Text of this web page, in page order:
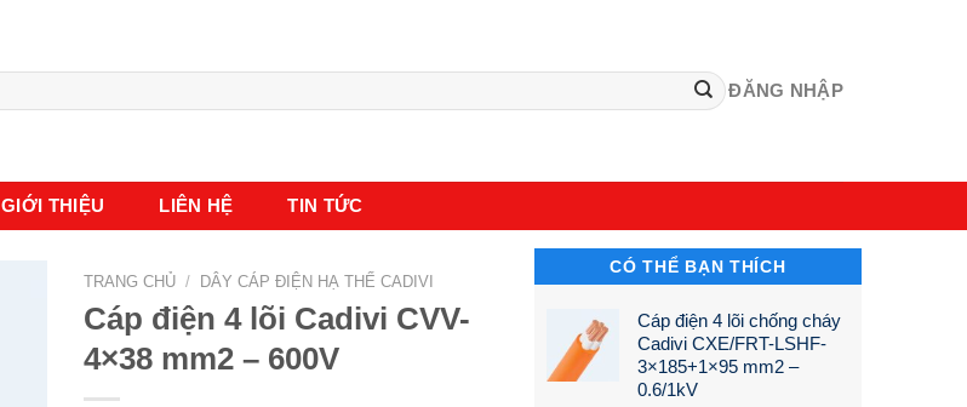
ĐĂNG NHẬP
GIỚI THIỆU LIÊN HỆ TIN TỨC
CÓ THỂ BẠN THÍCH
Cáp điện 4 lõi chống cháy
Cadivi CXE/FRT-LSHF-
3×185+1×95 mm2 –
0.6/1kV
TRANG CHỦ / DÂY CÁP ĐIỆN HẠ THẾ CADIVI
Cáp điện 4 lõi Cadivi CVV-
4×38 mm2 – 600V